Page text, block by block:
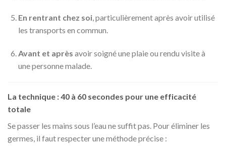
En rentrant chez soi, particulièrement après avoir utilisé
les transports en commun.
Avant et après avoir soigné une plaie ou rendu visite à
une personne malade.
La technique : 40 à 60 secondes pour une efficacité
totale
Se passer les mains sous l’eau ne suffit pas. Pour éliminer les
germes, il faut respecter une méthode précise :